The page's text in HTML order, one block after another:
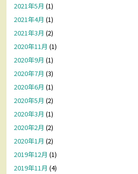
2021年5月 (1)
2021年4月 (1)
2021年3月 (2)
2020年11月 (1)
2020年9月 (1)
2020年7月 (3)
2020年6月 (1)
2020年5月 (2)
2020年3月 (1)
2020年2月 (2)
2020年1月 (2)
2019年12月 (1)
2019年11月 (4)